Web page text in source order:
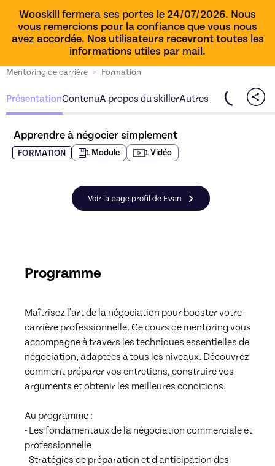
Wooskill fermera ses portes le 24/07/2026. Nous
vous remercions pour la confiance que vous nous
avez accordée. Nos utilisateurs recevront toutes les
informations utiles par mail.
Mentoring de carrière > Formation
PrésentationContenuA propos du skillerAutres offres du
Apprendre à négocier simplement
FORMATION 1Module 1Vidéo
Voir la page profil de Evan
Programme
Maîtrisez l'art de la négociation pour booster votre
carrière professionnelle. Ce cours de mentoring vous
accompagne à travers les techniques essentielles de
négociation, adaptées à tous les niveaux. Découvrez
comment préparer vos entretiens, construire vos
arguments et obtenir les meilleures conditions.
Au programme :
- Les fondamentaux de la négociation commerciale et
professionnelle
- Stratégies de préparation et d'anticipation des